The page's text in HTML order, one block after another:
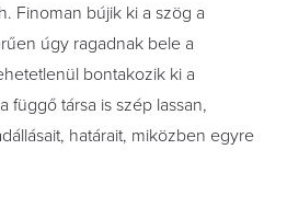
Finoman bújik ki a szög a
úgy ragadnak bele a
bontakozik ki a
függő társa is szép lassan,
határait, miközben egyre